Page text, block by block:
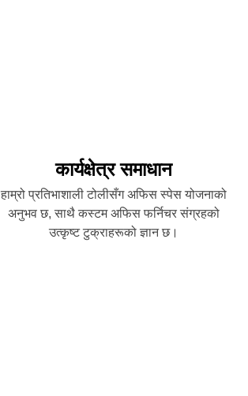
कार्यक्षेत्र समाधान
हाम्रो प्रतिभाशाली टोलीसँग अफिस स्पेस योजनाको
अनुभव छ, साथै कस्टम अफिस फर्निचर संग्रहको
उत्कृष्ट टुक्राहरूको ज्ञान छ।